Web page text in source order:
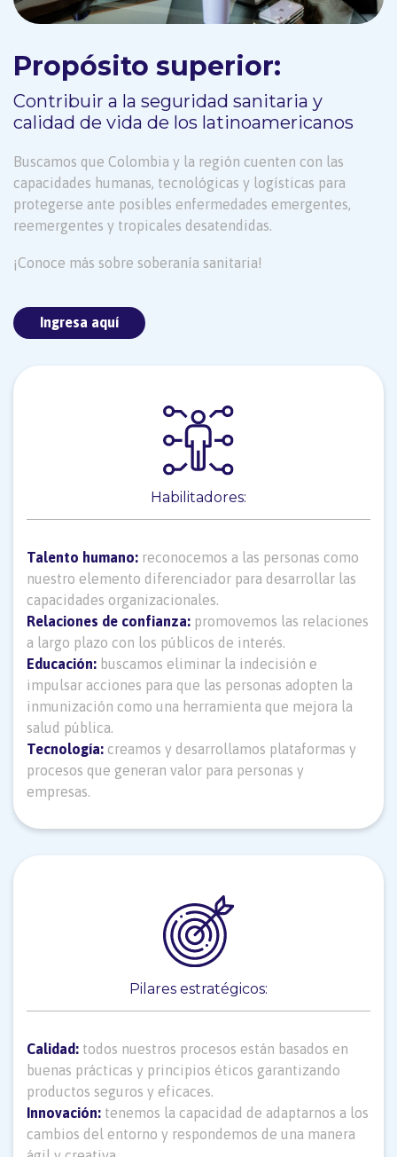
Propósito superior:
Contribuir a la seguridad sanitaria y
calidad de vida de los latinoamericanos
Buscamos que Colombia y la región cuenten con las
capacidades humanas, tecnológicas y logísticas para
protegerse ante posibles enfermedades emergentes,
reemergentes y tropicales desatendidas.
¡Conoce más sobre soberanía sanitaria!
Ingresa aquí
Habilitadores:
Talento humano: reconocemos a las personas como
nuestro elemento diferenciador para desarrollar las
capacidades organizacionales.
Relaciones de confianza: promovemos las relaciones
a largo plazo con los públicos de interés.
Educación: buscamos eliminar la indecisión e
impulsar acciones para que las personas adopten la
inmunización como una herramienta que mejora la
salud pública.
Tecnología: creamos y desarrollamos plataformas y
procesos que generan valor para personas y
empresas.
Pilares estratégicos:
Calidad: todos nuestros procesos están basados en
buenas prácticas y principios éticos garantizando
productos seguros y eficaces.
Innovación: tenemos la capacidad de adaptarnos a los
cambios del entorno y respondemos de una manera